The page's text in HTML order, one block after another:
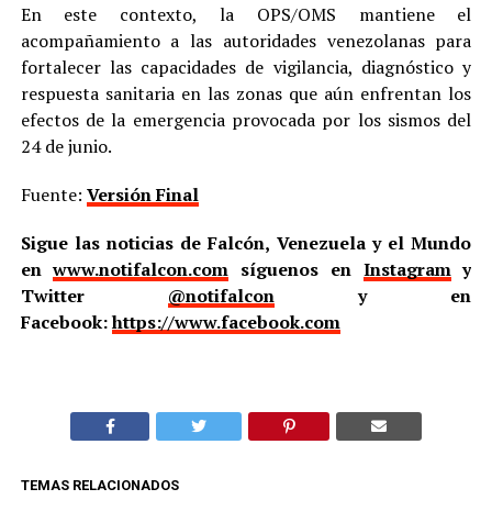
En este contexto, la OPS/OMS mantiene el
acompañamiento a las autoridades venezolanas para
fortalecer las capacidades de vigilancia, diagnóstico y
respuesta sanitaria en las zonas que aún enfrentan los
efectos de la emergencia provocada por los sismos del
24 de junio.
Fuente: Versión Final
Sigue las noticias de Falcón, Venezuela y el Mundo
enwww.notifalcon.com síguenos en Instagramy
Twitter @notifalcony en
Facebook:https://www.facebook.com
TEMAS RELACIONADOS